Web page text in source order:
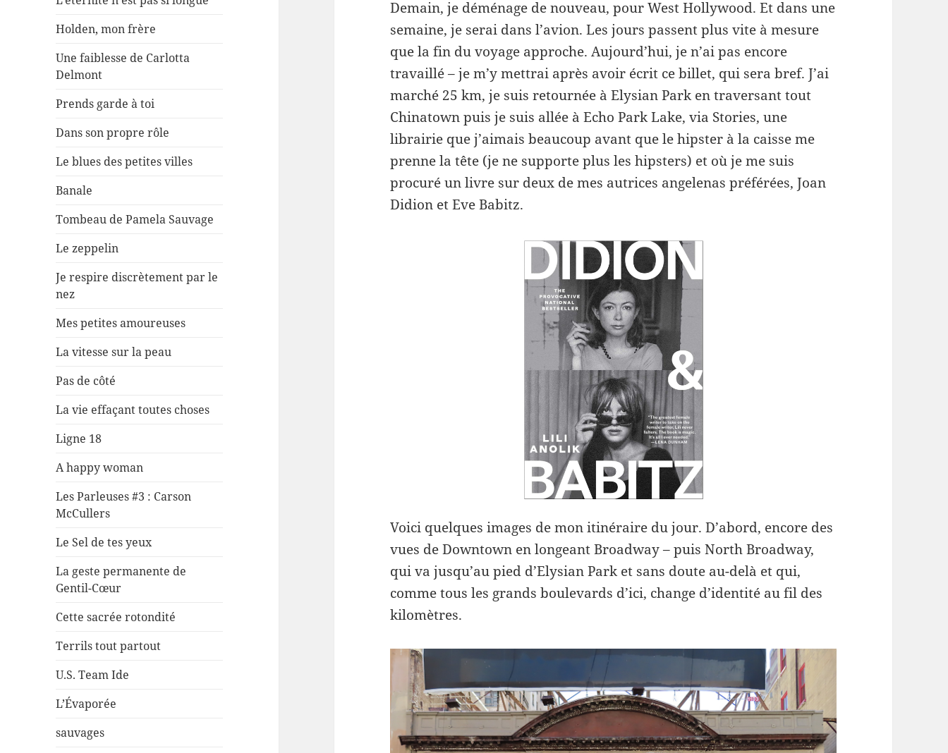
Holden, mon frère
Une faiblesse de Carlotta
Delmont
Prends garde à toi
Dans son propre rôle
Le blues des petites villes
Banale
Tombeau de Pamela Sauvage
Le zeppelin
Je respire discrètement par le
nez
Mes petites amoureuses
La vitesse sur la peau
Pas de côté
La vie effaçant toutes choses
Ligne 18
A happy woman
Les Parleuses #3 : Carson
McCullers
Le Sel de tes yeux
La geste permanente de
Gentil-Cœur
Cette sacrée rotondité
Terrils tout partout
U.S. Team Ide
L’Évaporée
sauvages
Demain, je déménage de nouveau, pour West Hollywood. Et dans une
semaine, je serai dans l’avion. Les jours passent plus vite à mesure
que la fin du voyage approche. Aujourd’hui, je n’ai pas encore
travaillé – je m’y mettrai après avoir écrit ce billet, qui sera bref. J’ai
marché 25 km, je suis retournée à Elysian Park en traversant tout
Chinatown puis je suis allée à Echo Park Lake, via Stories, une
librairie que j’aimais beaucoup avant que le hipster à la caisse me
prenne la tête (je ne supporte plus les hipsters) et où je me suis
procuré un livre sur deux de mes autrices angelenas préférées, Joan
Didion et Eve Babitz.
Voici quelques images de mon itinéraire du jour. D’abord, encore des
vues de Downtown en longeant Broadway – puis North Broadway,
qui va jusqu’au pied d’Elysian Park et sans doute au-delà et qui,
comme tous les grands boulevards d’ici, change d’identité au fil des
kilomètres.